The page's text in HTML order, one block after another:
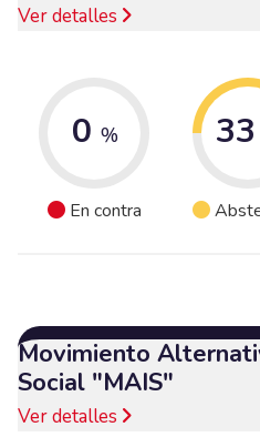
Ver detalles
0 %
En contra
33
Movimiento
Social "MAIS"
Ver detalles